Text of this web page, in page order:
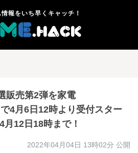
報をいち早くキャッチ！
販売第2弾を家電
4月6日12時より受付スター
月12日18時まで！
2022年04月04日 13時02分 公開